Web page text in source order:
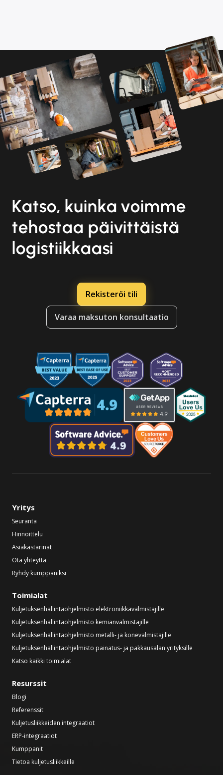
Katso, kuinka voimme
tehostaa päivittäistä
logistiikkaasi
Rekisteröi tili
Varaa maksuton konsultaatio
Yritys
Seuranta
Hinnoittelu
Asiakastarinat
Ota yhteyttä
Ryhdy kumppaniksi
Toimialat
Kuljetuksenhallintaohjelmisto elektroniikkavalmistajille
Kuljetuksenhallintaohjelmisto kemianvalmistajille
Kuljetuksenhallintaohjelmisto metalli- ja konevalmistajille
Kuljetuksenhallintaohjelmisto painatus- ja pakkausalan yrityksille
Katso kaikki toimialat
Resurssit
Blogi
Referenssit
Kuljetusliikkeiden integraatiot
ERP-integraatiot
Kumppanit
Tietoa kuljetusliikkeille